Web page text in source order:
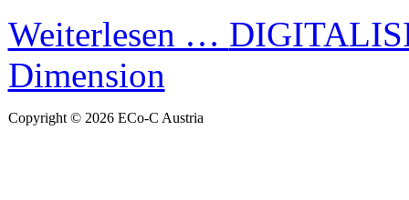
Weiterlesen …
Dimension
Copyright © 2026 ECo-C Austria